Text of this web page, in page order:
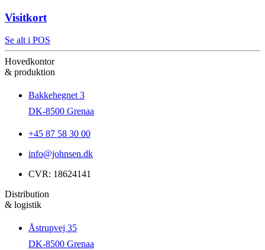
Visitkort
Se alt i POS
Hovedkontor
& produktion
Bakkehegnet 3
DK-8500 Grenaa
+45 87 58 30 00
info@johnsen.dk
CVR: 18624141
Distribution
& logistik
Åstrupvej 35
DK-8500 Grenaa